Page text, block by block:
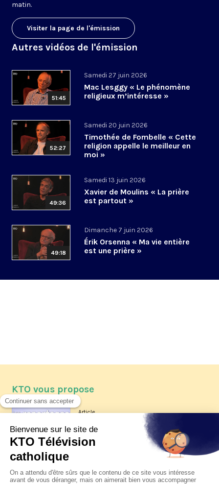
matin.
Visiter la page de l'émission
Autres vidéos de l'émission
51:45
Samedi 27 juin 2026
Mac Lesggy « Le phénomène
religieux m’intéresse »
52:27
Samedi 20 juin 2026
Timothée de Fombelle « Cette
religion appelle le meilleur en
moi »
49:36
Samedi 13 juin 2026
Xavier de Moulins « La prière
est partout »
49:18
Dimanche 7 juin 2026
Érik Orsenna « Ma vie entière
est une prière »
KTO vous propose
Article
Les reportages d'été 2026 de KTO
La visite pastorale du pape Léon
XIV à Assise à suivre sur KTO le
jeudi 6 août